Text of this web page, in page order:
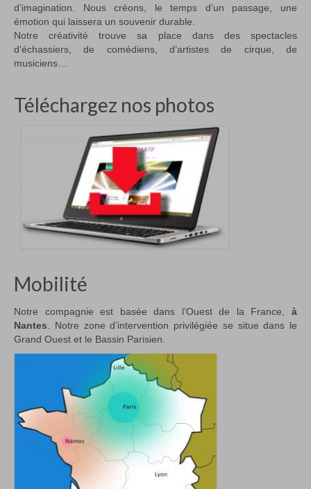
d’imagination. Nous créons, le temps d’un passage, une
émotion qui laissera un souvenir durable.
Notre créativité trouve sa place dans des spectacles
d’échassiers, de comédiens, d’artistes de cirque, de
musiciens…
Téléchargez nos photos
Mobilité
Notre compagnie est basée dans l’Ouest de la France, à
Nantes . Notre zone d’intervention privilégiée se situe dans le
Grand Ouest et le Bassin Parisien.